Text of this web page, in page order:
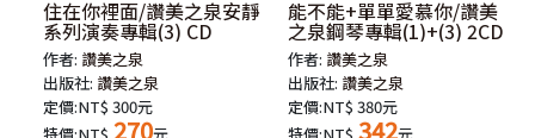
住在你裡面/讚美之泉安靜
系列演奏專輯(3) CD
作者: 讚美之泉
出版社: 讚美之泉
定價:NT$ 300元
270
能不能+單單愛慕你/讚美
之泉鋼琴專輯(1)+(3) 2CD
作者: 讚美之泉
出版社: 讚美之泉
定價:NT$ 380元
342